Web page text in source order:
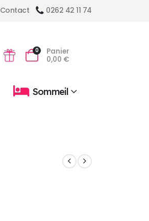
Contact 0262 42 11 74
0
Panier
0,00 €
Sommeil